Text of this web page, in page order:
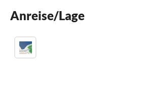
Sauna
Anreise/Lage